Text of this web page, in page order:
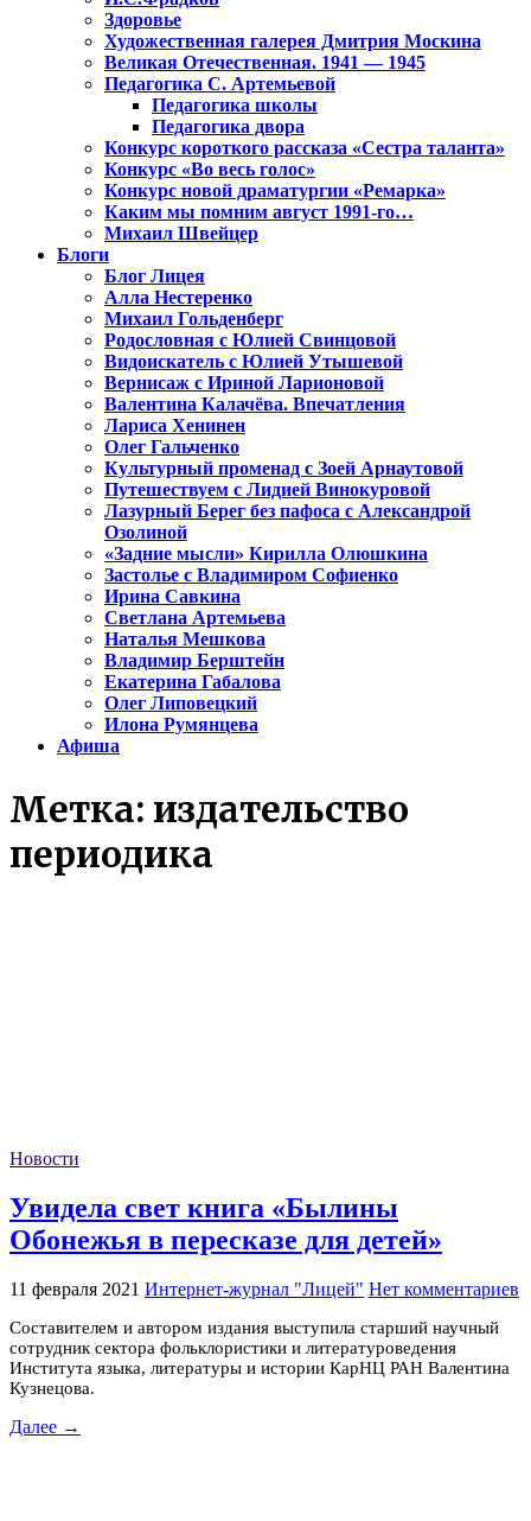
Здоровье
Художественная галерея Дмитрия Москина
Великая Отечественная. 1941 — 1945
Педагогика С. Артемьевой
Педагогика школы
Педагогика двора
Конкурс короткого рассказа «Сестра таланта»
Конкурс «Во весь голос»
Конкурс новой драматургии «Ремарка»
Каким мы помним август 1991-го…
Михаил Швейцер
Блоги
Блог Лицея
Алла Нестеренко
Михаил Гольденберг
Родословная с Юлией Свинцовой
Видоискатель с Юлией Утышевой
Вернисаж с Ириной Ларионовой
Валентина Калачёва. Впечатления
Лариса Хенинен
Олег Гальченко
Культурный променад с Зоей Арнаутовой
Путешествуем с Лидией Винокуровой
Лазурный Берег без пафоса с Александрой
Озолиной
«Задние мысли» Кирилла Олюшкина
Застолье с Владимиром Софиенко
Ирина Савкина
Светлана Артемьева
Наталья Мешкова
Владимир Берштейн
Екатерина Габалова
Олег Липовецкий
Илона Румянцева
Афиша
Метка: издательство
периодика
Новости
Увидела свет книга «Былины
Обонежья в пересказе для детей»
11 февраля 2021 Интернет-журнал "Лицей" Нет комментариев
Составителем и автором издания выступила старший научный
сотрудник сектора фольклористики и литературоведения
Института языка, литературы и истории КарНЦ РАН Валентина
Кузнецова.
Далее →